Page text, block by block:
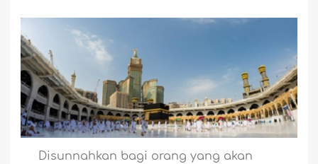
Disunnahkan bagi orang yang akan